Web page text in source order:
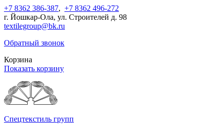
+7 8362 386-387, +7 8362 496-272
г. Йошкар-Ола, ул. Строителей д. 98
textilegroup@bk.ru
Обратный звонок
Корзина
Показать корзину
Спецтекстиль групп